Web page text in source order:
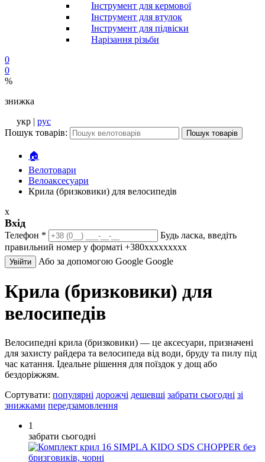
Інструмент для кермової
Інструмент для втулок
Інструмент для підвіски
Нарізання різьби
0
0
%
знижка
укр | рус
Пошук товарів:
Пошук товарів
🏠
Велотовари
Велоаксесуари
Крила (бризковики) для велосипедів
x
Вхід
Телефон *
Будь ласка, введіть
правильний номер у форматі +380ххххххххх
Увійти Або за допомогою Google Google
Крила (бризковики) для
велосипедів
Велосипедні крила (бризковики) — це аксесуари, призначені
для захисту райдера та велосипеда від води, бруду та пилу під
час катання. Ідеальне рішення для поїздок у дощ або
бездоріжжям.
Сортувати: популярні дорожчі дешевші забрати сьогодні зі
знижками передзамовлення
1
забрати сьогодні